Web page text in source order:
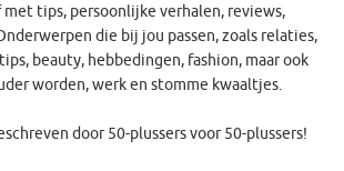
tips, persoonlijke verhalen, reviews,
die bij jou passen, zoals relaties,
beauty, hebbedingen, fashion, maar ook
worden, werk en stomme kwaaltjes.
door 50-plussers voor 50-plussers!